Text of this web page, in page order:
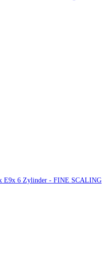
E9x 6 Zylinder - FINE SCALING